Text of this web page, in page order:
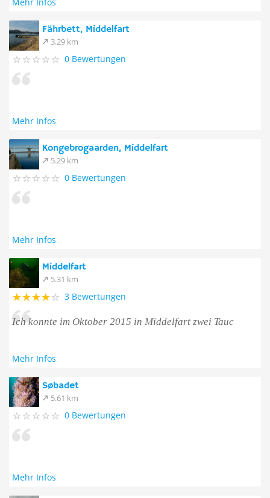
Fährbett, Middelfart
3.29 km
0 Bewertungen
Mehr Infos
Kongebrogaarden, Middelfart
5.29 km
0 Bewertungen
Mehr Infos
Middelfart
5.31 km
3 Bewertungen
Ich konnte im Oktober 2015 in Middelfart zwei Tauc
Mehr Infos
Søbadet
5.61 km
0 Bewertungen
Mehr Infos